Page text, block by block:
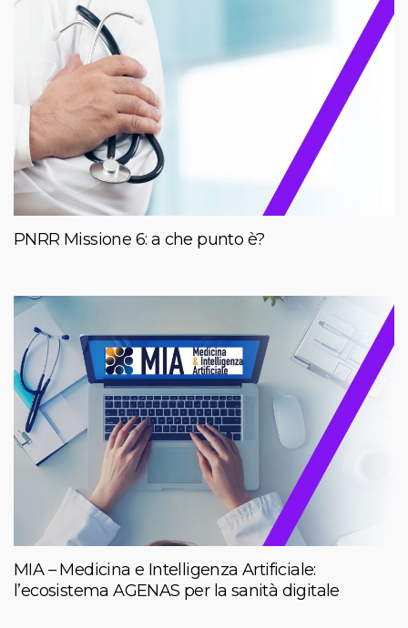
PNRR Missione 6: a che punto è?
MIA – Medicina e Intelligenza Artificiale:
l’ecosistema AGENAS per la sanità digitale